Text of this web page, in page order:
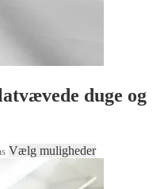
duge og
Vælg mulighederDette
har